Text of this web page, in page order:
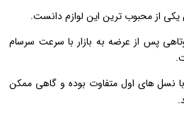
یکی از محبوب ترین این لوازم دانست.
پس از عرضه به بازار با سرعت سرسام
با نسل های اول متفاوت بوده و گاهی ممکن